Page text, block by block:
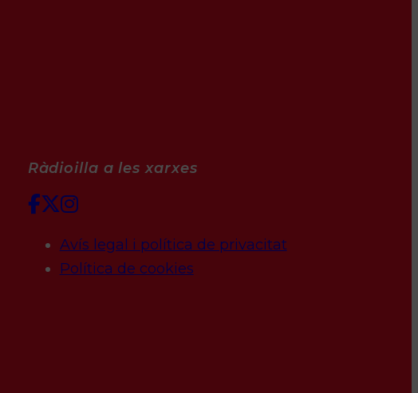
Ràdioilla a les xarxes
Avís legal i política de privacitat
Política de cookies